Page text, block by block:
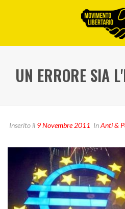
UN ERRORE SIA
Inserito il 9 Novembre 2011 InAnti &